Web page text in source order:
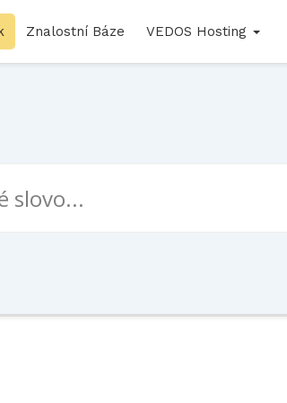
Znalostní Báze VEDOS Hosting